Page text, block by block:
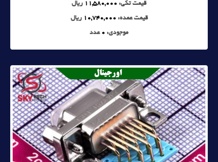
قیمت تکی: 11,580,000 ریال
قیمت عمده: 10,740,000 ریال
موجودی: 0 عدد